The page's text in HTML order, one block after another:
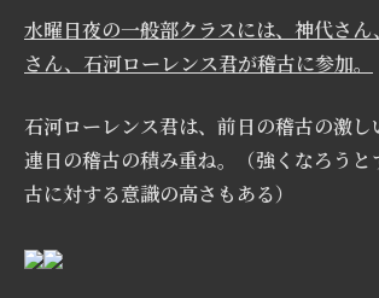
水曜日夜の一般部クラスには、神代さん
さん、石河ローレンス君が稽古に参加。
石河ローレンス君は、前日の稽古の激し
連日の稽古の積み重ね。（強くなろう
古に対する意識の高さもある）